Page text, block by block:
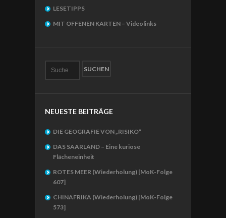
LESETIPPS
MIT OFFENEN KARTEN – Videolinks
NEUESTE BEITRÄGE
DIE GEOGRAFIE VON „RISIKO“
DAS SAARLAND – Eine kuriose
Flächeneinheit
ROTES MEER (Wiederholung) [MoK-Folge
607]
CHINAFRIKA (Wiederholung) [MoK-Folge
573]